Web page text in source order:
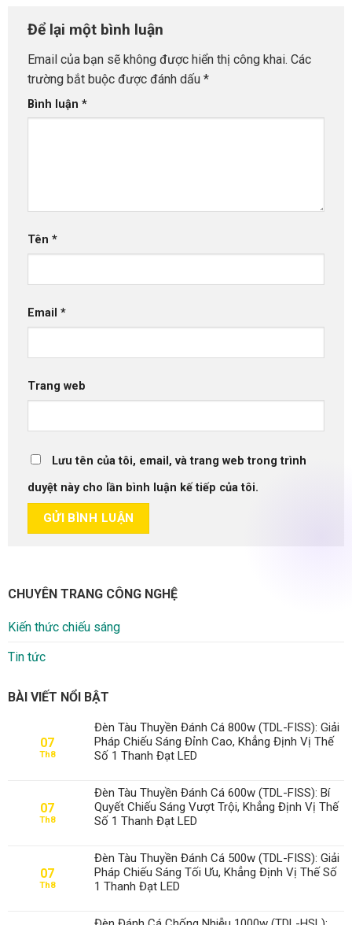
Để lại một bình luận
Email của bạn sẽ không được hiển thị công khai. Các
trường bắt buộc được đánh dấu *
Bình luận *
Tên *
Email *
Trang web
Lưu tên của tôi, email, và trang web trong trình
duyệt này cho lần bình luận kế tiếp của tôi.
CHUYÊN TRANG CÔNG NGHỆ
Kiến thức chiếu sáng
Tin tức
BÀI VIẾT NỔI BẬT
07
Th8
Đèn Tàu Thuyền Đánh Cá 800w (TDL-FISS): Giải
Pháp Chiếu Sáng Đỉnh Cao, Khẳng Định Vị Thế
Số 1 Thanh Đạt LED
07
Th8
Đèn Tàu Thuyền Đánh Cá 600w (TDL-FISS): Bí
Quyết Chiếu Sáng Vượt Trội, Khẳng Định Vị Thế
Số 1 Thanh Đạt LED
07
Th8
Đèn Tàu Thuyền Đánh Cá 500w (TDL-FISS): Giải
Pháp Chiếu Sáng Tối Ưu, Khẳng Định Vị Thế Số
1 Thanh Đạt LED